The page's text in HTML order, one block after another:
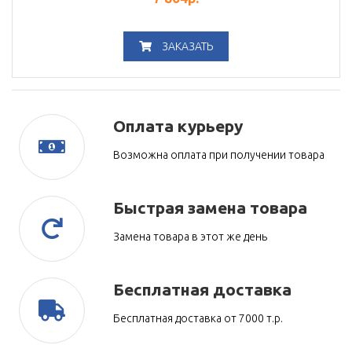
ЗАКАЗАТЬ
Оплата курьеру
Возможна оплата при получении товара
Быстрая замена товара
Замена товара в этот же день
Бесплатная доставка
Бесплатная доставка от 7000 т.р.